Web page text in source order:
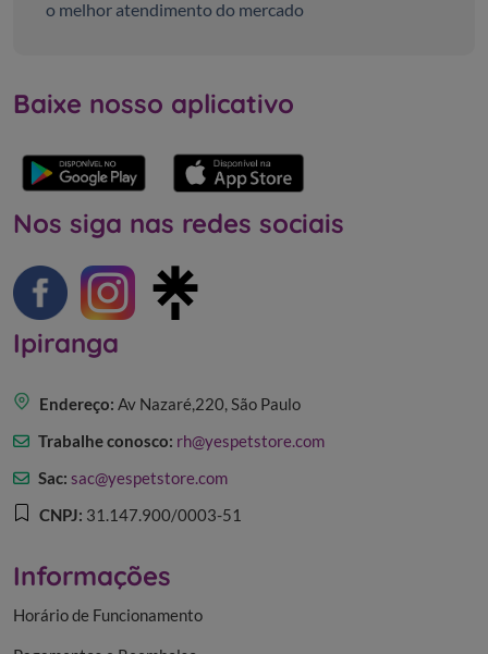
o melhor atendimento do mercado
Baixe nosso aplicativo
Nos siga nas redes sociais
Ipiranga
Endereço: Av Nazaré,220, São Paulo
Trabalhe conosco: rh@yespetstore.com
Sac: sac@yespetstore.com
CNPJ: 31.147.900/0003-51
Informações
Horário de Funcionamento